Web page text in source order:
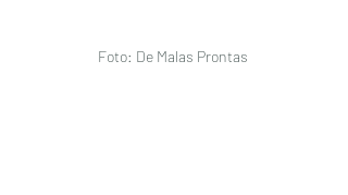
Foto: De Malas Prontas